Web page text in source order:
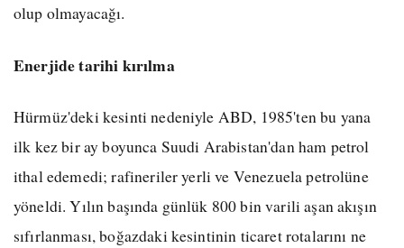
olup olmayacağı.
Enerjide tarihi kırılma
Hürmüz'deki kesinti nedeniyle ABD, 1985'ten bu yana
ilk kez bir ay boyunca Suudi Arabistan'dan ham petrol
ithal edemedi; rafineriler yerli ve Venezuela petrolüne
yöneldi. Yılın başında günlük 800 bin varili aşan akışın
sıfırlanması, boğazdaki kesintinin ticaret rotalarını ne